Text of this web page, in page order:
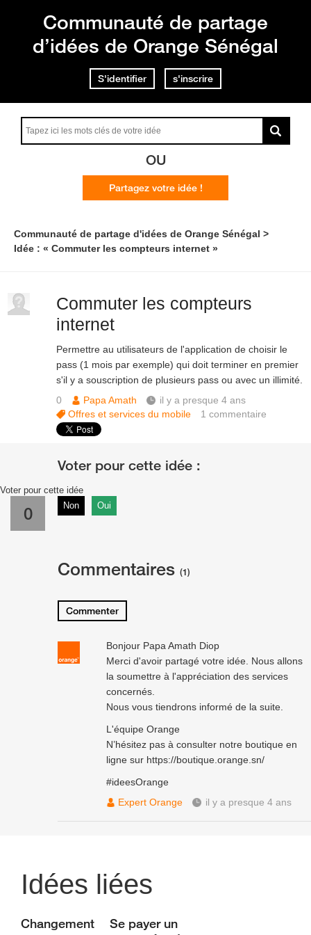
Communauté de partage
d’idées de Orange Sénégal
S'identifier s'inscrire
OU
Partagez votre idée !
Communauté de partage d'idées de Orange Sénégal
Idée : « Commuter les compteurs internet »
Commuter les compteurs
internet
Permettre au utilisateurs de l'application de choisir le
pass (1 mois par exemple) qui doit terminer en premier
s'il y a souscription de plusieurs pass ou avec un illimité.
0
Papa Amath
il y a presque 4 ans
Offres et services du mobile
1commentaire
Voter pour cette idée
0 Non Oui
Commentaires (1)
Commenter
Bonjour Papa Amath Diop
Merci d'avoir partagé votre idée. Nous allons
la soumettre à l'appréciation des services
concernés.
Nous vous tiendrons informé de la suite.
L'équipe Orange
N’hésitez pas à consulter notre boutique en
ligne sur https://boutique.orange.sn/
#ideesOrange
Expert Orange
il y a presque 4 ans
Idées liées
Changement
Se payer un